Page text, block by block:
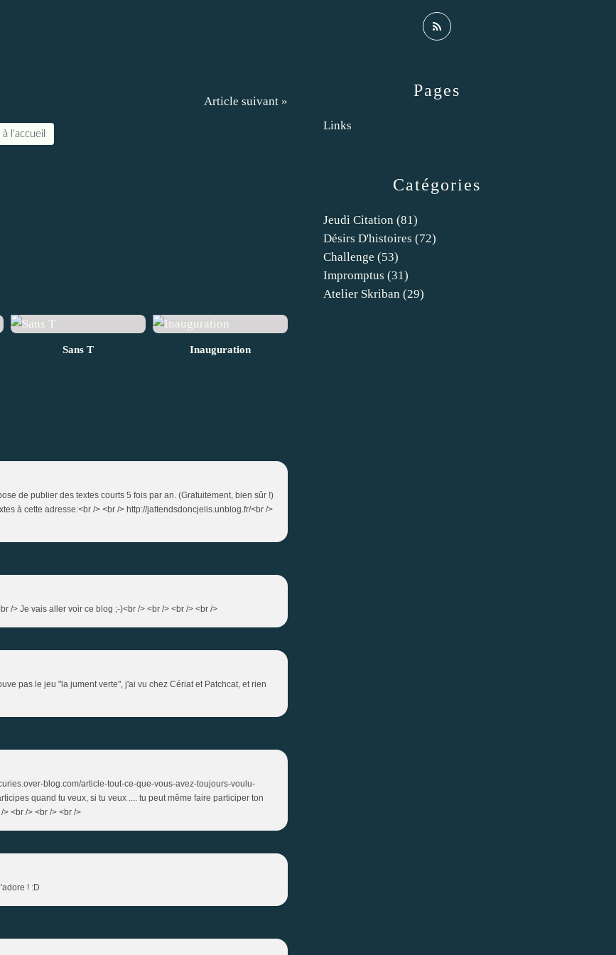
Article suivant »
l'accueil
Sans T Inauguration
de publier des textes courts 5 fois par an. (Gratuitement, bien sûr !)
à cette adresse:<br /> <br /> http://jattendsdoncjelis.unblog.fr/<br />
/> Je vais aller voir ce blog ;-)<br /> <br /> <br /> <br />
pas le jeu "la jument verte", j'ai vu chez Cériat et Patchcat, et rien
blog.com/article-tout-ce-que-vous-avez-toujours-voulu-
quand tu veux, si tu veux .... tu peut même faire participer ton
<br /> <br /> <br />
! :D
Catégories
Jeudi Citation (81)
Désirs D'histoires (72)
Challenge (53)
Impromptus (31)
Atelier Skriban (29)
Pages
Links